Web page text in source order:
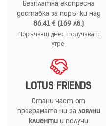
Безплатна експресна
доставка за поръчки над
86.41 € (169 лв.)
Поръчваш днес, получаваш
утре.
LOTUS FRIENDS
Стани част от
програмата ни за лоялни
клиенти и получи